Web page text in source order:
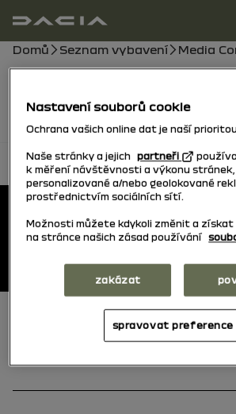
uživatelská příručka
Drobečková navigace
Domů Seznam vybavení Media
návrat na začátek
Patička
Uživatelské příručky
Patička (spodní)
General conditions of use
Nastavení souborů cookie
Ochrana vašich online dat je naší
Naše stránky a jejich partneři
k měření návštěvnosti a výkonu stránek,
personalizované a/nebo geolokované
prostřednictvím sociálních sítí.
Možnosti můžete kdykoli změnit a získat
na stránce našich zásad používání
zakázat
spravovat preference